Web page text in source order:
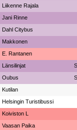
Liikenne Rajala
Jani Rinne
Dahl Citybus
Makkonen
E. Rantanen
Länsilinjat
Oubus
Kutilan
Helsingin Turistibussi
Koiviston L
Vaasan Paika